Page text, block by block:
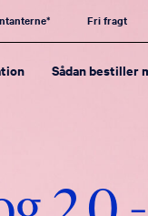
Fri fragt
Sådan bestiller